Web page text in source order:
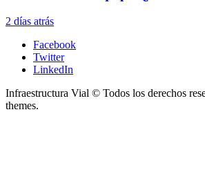
2 días atrás
Facebook
Twitter
LinkedIn
Infraestructura Vial © Todos los derechos
themes.